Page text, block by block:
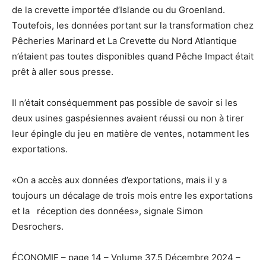
de la crevette importée d’Islande ou du Groenland.
Toutefois, les données portant sur la transformation chez
Pêcheries Marinard et La Crevette du Nord Atlantique
n’étaient pas toutes disponibles quand Pêche Impact était
prêt à aller sous presse.
Il n’était conséquemment pas possible de savoir si les
deux usines gaspésiennes avaient réussi ou non à tirer
leur épingle du jeu en matière de ventes, notamment les
exportations.
«On a accès aux données d’exportations, mais il y a
toujours un décalage de trois mois entre les exportations
et la réception des données», signale Simon
Desrochers.
ÉCONOMIE – page 14 – Volume 37,5 Décembre 2024 –